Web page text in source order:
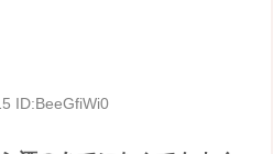
ID:BeeGfiWi0